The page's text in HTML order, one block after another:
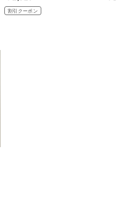
割引クーポン